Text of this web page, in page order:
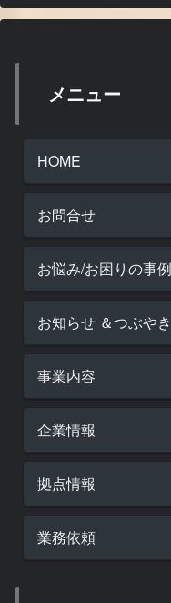
メニュー
HOME
お問合せ
お悩み/お困りの事例
お知らせ ＆つぶや
事業内容
企業情報
拠点情報
業務依頼